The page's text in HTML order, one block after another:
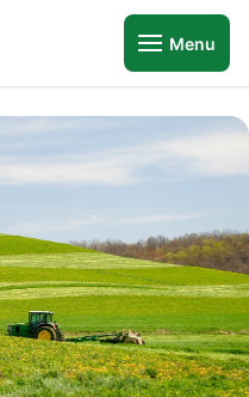
Menu